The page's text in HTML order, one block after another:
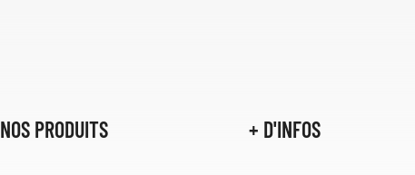
NOS PRODUITS + D'INFOS